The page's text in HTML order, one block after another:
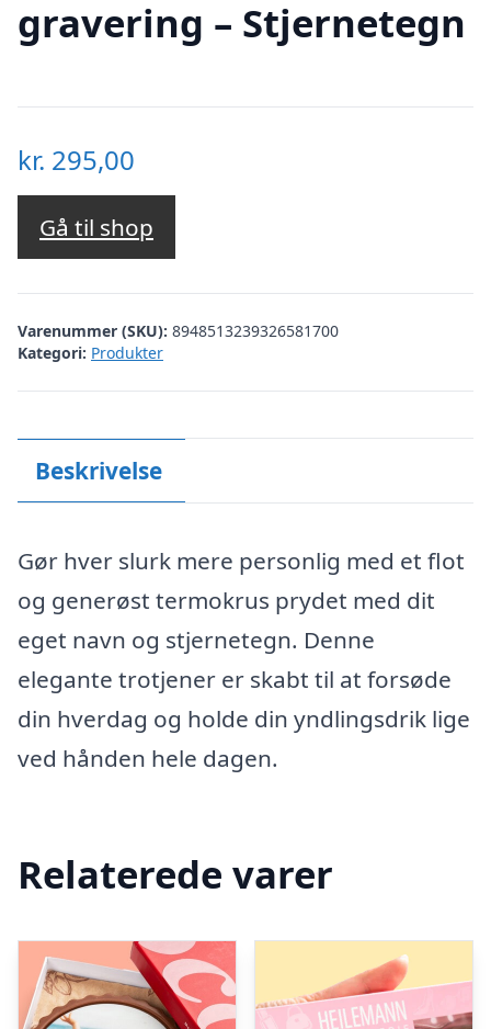
gravering – Stjernetegn
kr. 295,00
Gå til shop
Varenummer (SKU): 8948513239326581700
Kategori: Produkter
Beskrivelse
Gør hver slurk mere personlig med et flot
og generøst termokrus prydet med dit
eget navn og stjernetegn. Denne
elegante trotjener er skabt til at forsøde
din hverdag og holde din yndlingsdrik lige
ved hånden hele dagen.
Relaterede varer